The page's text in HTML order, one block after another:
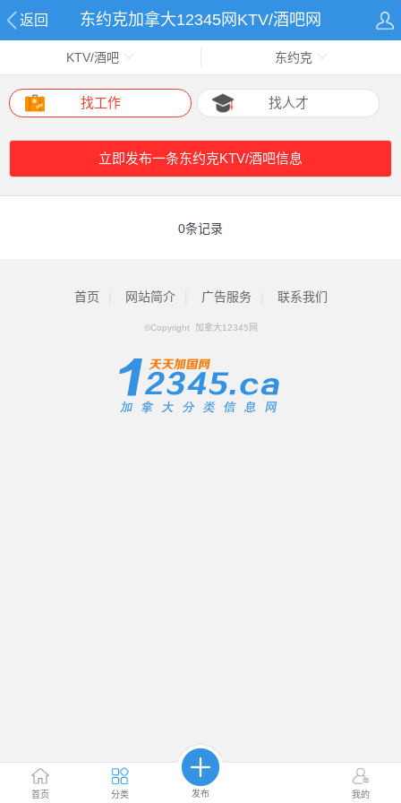
返回 东约克加拿大12345网KTV/酒吧网
首页 分类 发布 我的
KTV/酒吧 东约克
找工作 找人才
立即发布一条东约克KTV/酒吧信息
0条记录
首页 网站简介 广告服务 联系我们
©Copyright 加拿大12345网